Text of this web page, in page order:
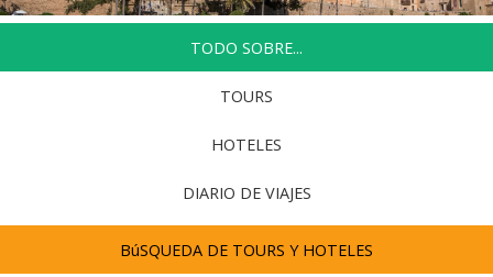
TODO SOBRE...
TOURS
HOTELES
DIARIO DE VIAJES
BúSQUEDA DE TOURS Y HOTELES